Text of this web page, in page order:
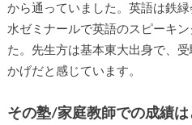
から通っていました。英語は鉄
水ゼミナールで英語のスピーキ
た。先生方は基本東大出身で、
かげだと感じています。
その塾/家庭教師での成績は